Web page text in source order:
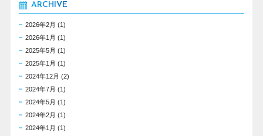
ARCHIVE
2026年2月 (1)
2026年1月 (1)
2025年5月 (1)
2025年1月 (1)
2024年12月 (2)
2024年7月 (1)
2024年5月 (1)
2024年2月 (1)
2024年1月 (1)